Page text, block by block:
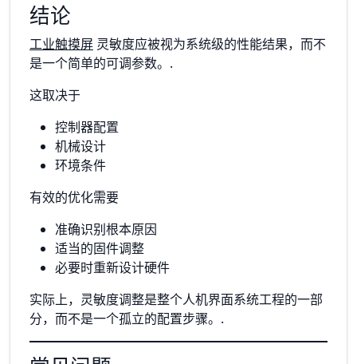
结论
工业触摸屏 灵敏度应被视为系统级的性能结果，而不
是一个简单的可调参数。.
这取决于
控制器配置
机械设计
环境条件
有效的优化需要
准确识别根本原因
适当的固件调整
必要时重新设计硬件
实际上，灵敏度调整是整个人机界面系统工程的一部
分，而不是一个孤立的配置步骤。.